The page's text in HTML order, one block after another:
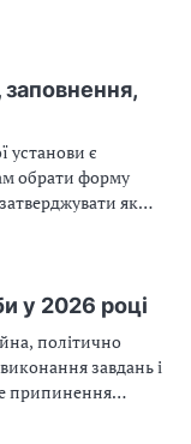
установи є
обрати форму
як
у 2026 році
політично
завдань і
припинення